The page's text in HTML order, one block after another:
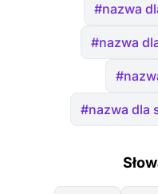
#nazwa
#nazwa
#nazwa dla